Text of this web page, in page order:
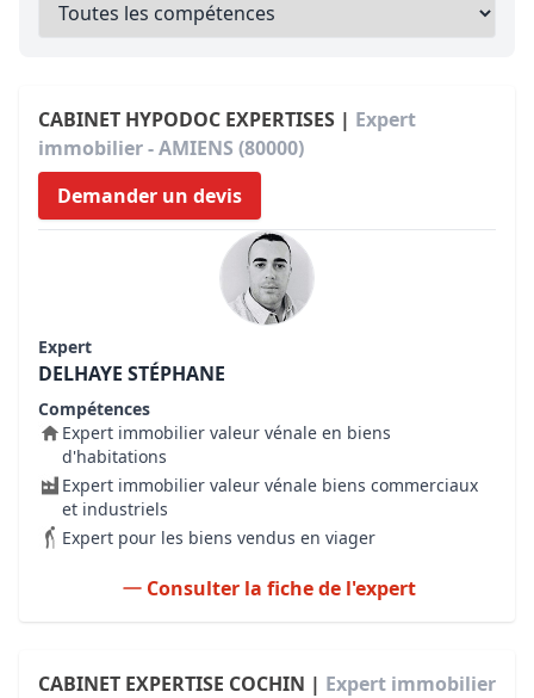
CABINET HYPODOC EXPERTISES | Expert
immobilier - AMIENS (80000)
Demander un devis
Expert
DELHAYE STÉPHANE
Compétences
Expert immobilier valeur vénale en biens
d'habitations
Expert immobilier valeur vénale biens commerciaux
et industriels
Expert pour les biens vendus en viager
Consulter la fiche de l'expert
CABINET EXPERTISE COCHIN | Expert immobilier